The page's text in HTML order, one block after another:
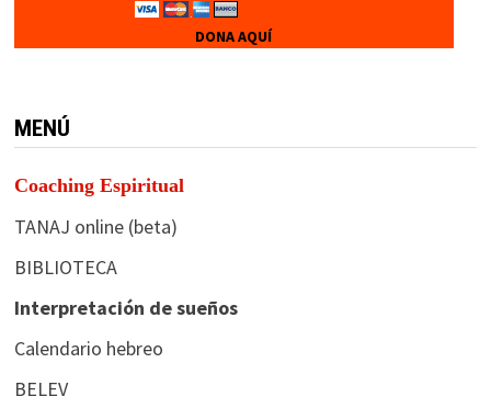
DONA AQUÍ
MENÚ
Coaching Espiritual
TANAJ online (beta)
BIBLIOTECA
Interpretación de sueños
Calendario hebreo
BELEV